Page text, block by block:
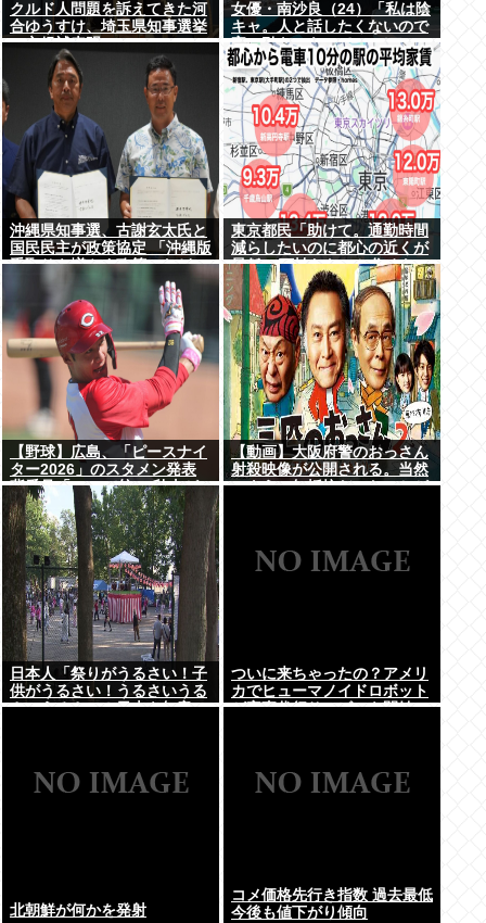
クルド人問題を訴えてきた河
合ゆうすけ、埼玉県知事選挙
に立候補表明www
女優・南沙良（24）「私は陰
キャ。人と話したくないので
家に引きこもってPCでアニ
メを観ていたい」
沖縄県知事選、古謝玄太氏と
国民民主が政策協定 「沖縄版
手取りを増やす政策」など5
東京都民「助けて。通勤時間
減らしたいのに都心の近くが
最低10万払わないと住めない
の」
【野球】広島、「ピースナイ
ター2026」のスタメン発表
背番号「86」で統一 秋山が
カープ移籍後初の4番 小園は
6番
【動画】大阪府警のおっさん
射殺映像が公開される。当然
のように無抵抗だったことが
日本人「祭りがうるさい！子
供がうるさい！うるさいうる
さいうるさい！日本を無音の
ついに来ちゃったの？アメリ
カでヒューマノイドロボット
が家事代行サービスを開始
北朝鮮が何かを発射
コメ価格先行き指数 過去最低
今後も値下がり傾向